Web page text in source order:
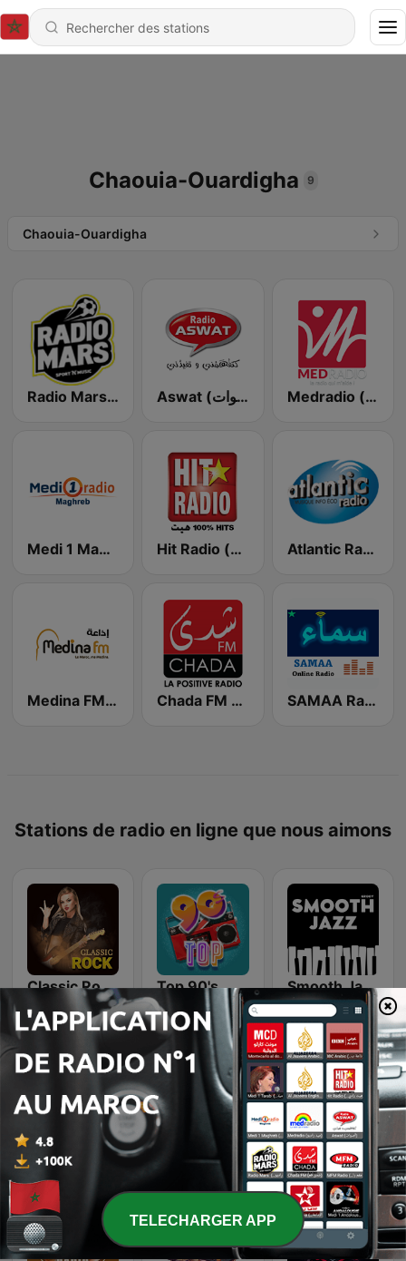
Chaouia-Ouardigha 9
Chaouia-Ouardigha
Radio Mars (راديو مرس) Aswat (أصوات) Medradio (ميد راديو)
Medi 1 Maghreb (ميدى1 مغرب) Hit Radio (هيت راديو) Atlantic Radio (أتلانتيك راديو)
Medina FM (إذاعة مدينة فم) Chada FM (شدى فم) SAMAA Radio سماء
Stations de radio en ligne que nous aimons
Classic Rock Station Top 90's Smooth Jazz - Groov
Dance Machine Rewind 2000's Romantic Vibes
TELECHARGER APP